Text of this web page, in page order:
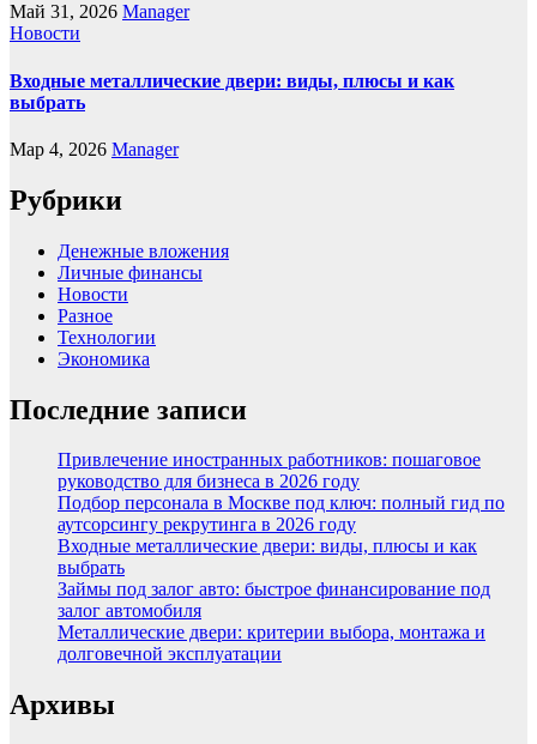
Май 31, 2026 Manager
Новости
Входные металлические двери: виды, плюсы и как
выбрать
Мар 4, 2026 Manager
Рубрики
Денежные вложения
Личные финансы
Новости
Разное
Технологии
Экономика
Последние записи
Привлечение иностранных работников: пошаговое
руководство для бизнеса в 2026 году
Подбор персонала в Москве под ключ: полный гид по
аутсорсингу рекрутинга в 2026 году
Входные металлические двери: виды, плюсы и как
выбрать
Займы под залог авто: быстрое финансирование под
залог автомобиля
Металлические двери: критерии выбора, монтажа и
долговечной эксплуатации
Архивы